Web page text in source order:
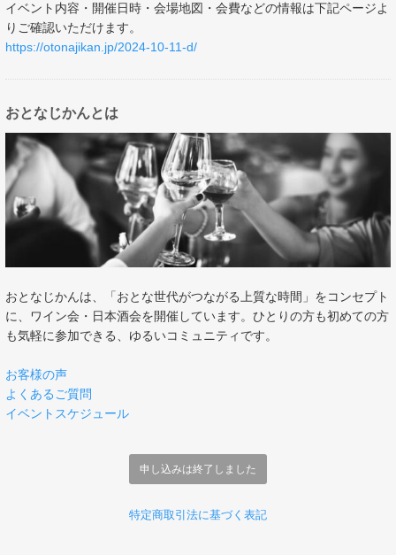
イベント内容・開催日時・会場地図・会費などの情報は下記ページよ
りご確認いただけます。
https://otonajikan.jp/2024-10-11-d/
おとなじかんとは
おとなじかんは、「おとな世代がつながる上質な時間」をコンセプト
に、ワイン会・日本酒会を開催しています。ひとりの方も初めての方
も気軽に参加できる、ゆるいコミュニティです。
お客様の声
よくあるご質問
イベントスケジュール
申し込みは終了しました
特定商取引法に基づく表記